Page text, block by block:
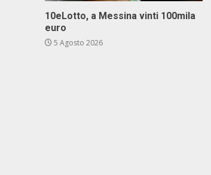
10eLotto, a Messina vinti 100mila
euro
5 Agosto 2026